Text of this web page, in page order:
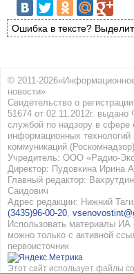
Ошибка в тексте?
© 2011-
новости»
Свидетельство о
51674 от 02.11.2012г. выдано
службой по надзору в сфере
информационных
коммуникаций (Роскомнадзор)
Учредитель: ООО «Радио-
Директор: Пудовкина Ирина
Главный редактор:
Саидович
Адрес редакции: Нижний
(3435)96-00-20,
Использовать материалы ИА
можно только с активной
первоисточник
Этот сайт использует файлы